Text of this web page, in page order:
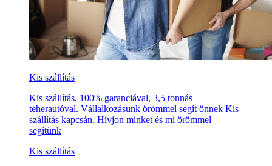
Kis szállítás
Kis szállítás, 100% garanciával, 3,5 tonnás
teherautóval. Vállalkozásunk örömmel segít önnek Kis
szállítás kapcsán. Hívjon minket és mi örömmel
segítünk
Kis szállítás